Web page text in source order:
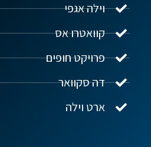
וילה אגפי
קוואטרו אס
פרויקט חופים
דה סקוואר
ארט וילה
נדל"ן ביוון G.R.E
שלום! איך אפשר לעזור?